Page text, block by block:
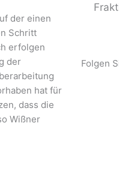
der einen
Schritt
erfolgen
der
hat für
dass die
Wißner
Folgen